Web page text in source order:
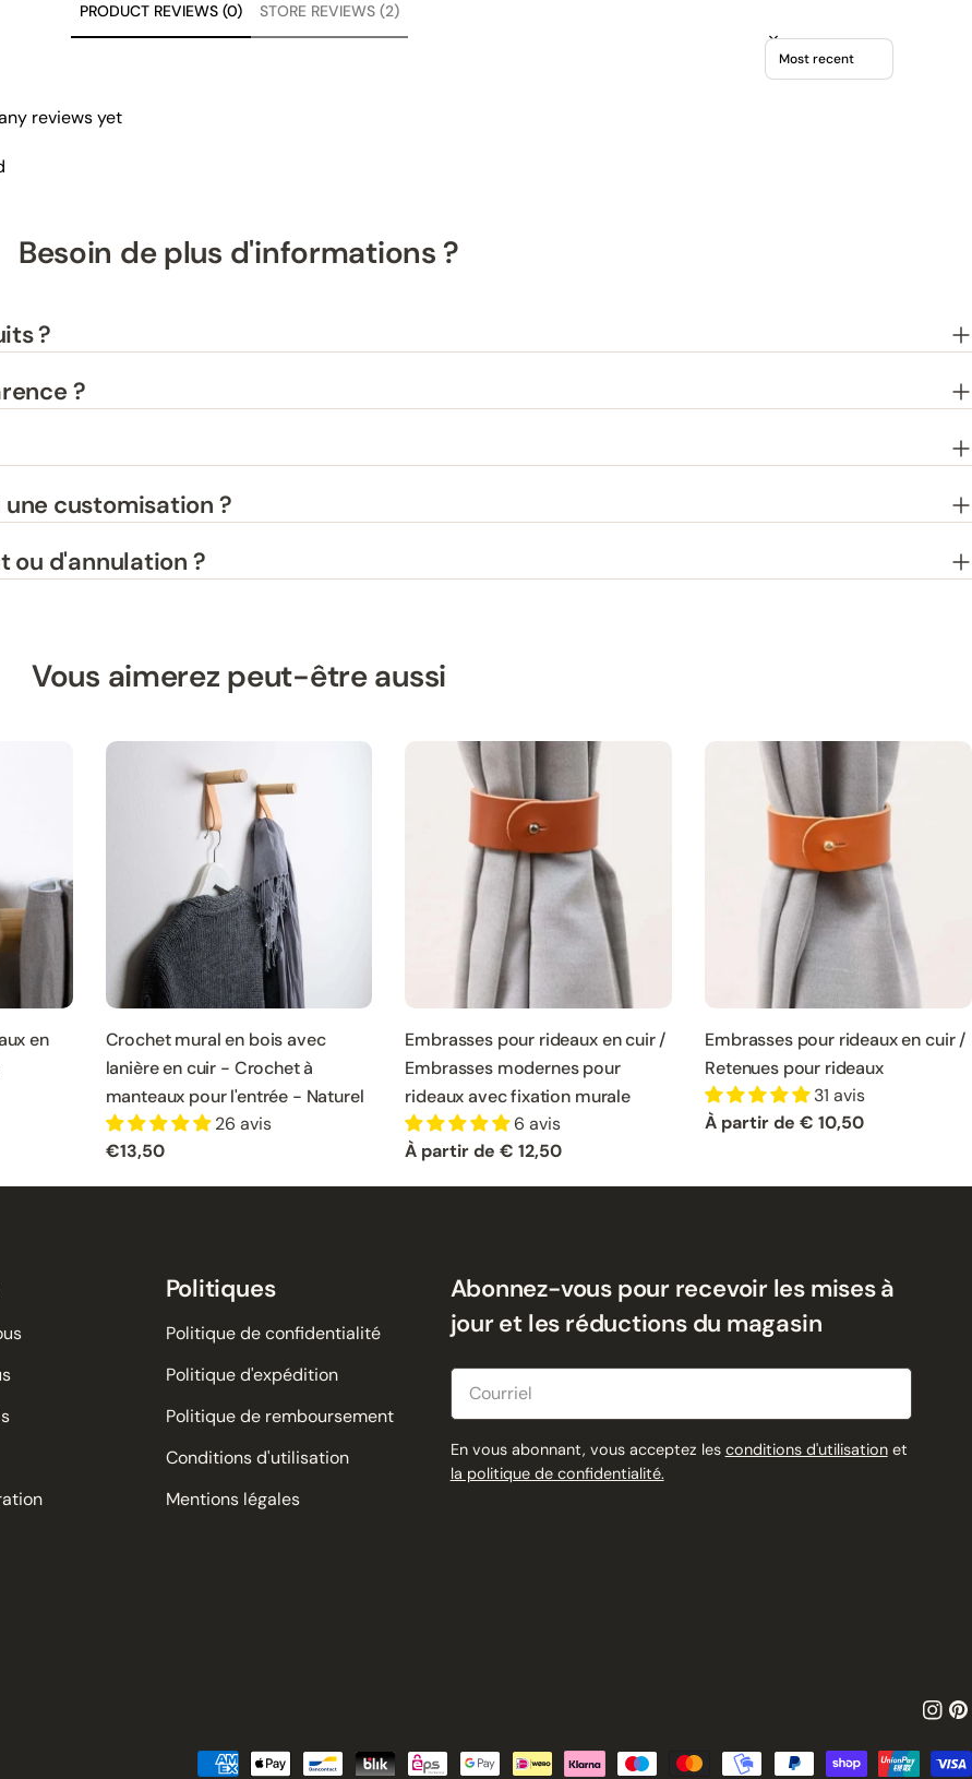
PRODUCT REVIEWS (0) STORE REVIEWS (2)
Sort reviews by
reviews yet
Besoin de plus d'informations ?
?
?
customisation ?
ou d'annulation ?
Vous aimerez peut-être aussi
en
Crochet mural en bois avec
lanière en cuir - Crochet à
manteaux pour l'entrée - Naturel
26 avis
Prix
€13,50
Embrasses pour rideaux en cuir /
Embrasses modernes pour
rideaux avec fixation murale
6 avis
Prix
À partir de € 12,50
Embrasses pour rideaux en cuir /
Retenues pour rideaux
31 avis
Prix
À partir de € 10,50
Politiques
Politique de confidentialité
Politique d'expédition
Politique de remboursement
Conditions d'utilisation
Mentions légales
Abonnez-vous pour recevoir les mises à
jour et les réductions du magasin
En vous abonnant, vous acceptez les conditions d'utilisationet
la politique de confidentialité.
Modes